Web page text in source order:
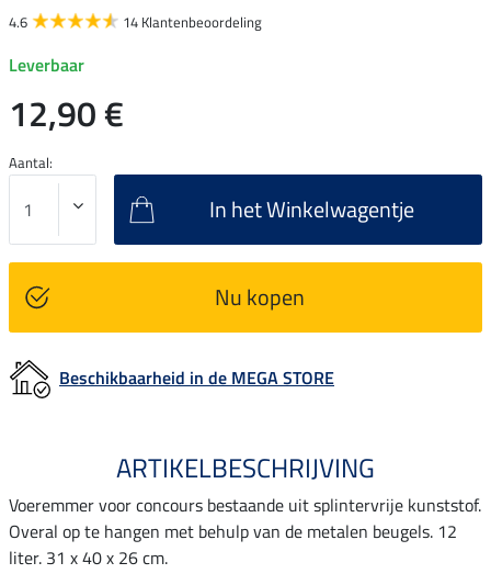
4.6 14 Klantenbeoordeling
Leverbaar
12,90 €
Aantal:
In het Winkelwagentje
Nu kopen
Beschikbaarheid in de MEGA STORE
ARTIKELBESCHRIJVING
Voeremmer voor concours bestaande uit splintervrije kunststof.
Overal op te hangen met behulp van de metalen beugels. 12
liter. 31 x 40 x 26 cm.